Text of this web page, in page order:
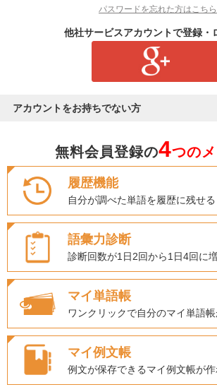
パスワードを忘れた方はこちら
他社サービスアカウントで登録・
アカウントをお持ちでない方
無料会員登録の4つの
履歴機能
自分が調べた単語を履歴に残せる
語彙力診断
診断回数が1日2回から1日4回に
マイ単語帳
ワンクリックで自分のマイ単語
マイ例文帳
例文が保存できるマイ例文帳が作